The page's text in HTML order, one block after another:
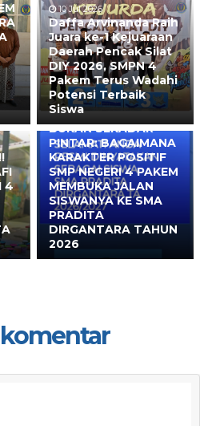
10 Jul 2026
Daffa Arvinanda Raih
Juara ke-1 Kejuaraan
Daerah Pencak Silat
DIY 2026, SMPN 4
Pakem Terus Wadahi
Potensi Terbaik
Siswa
4
10 Mei 2026
BUKAN SEKADAR
PINTAR: BAGAIMANA
KARAKTER POSITIF
SMP NEGERI 4 PAKEM
MEMBUKA JALAN
SISWANYA KE SMA
PRADITA
DIRGANTARA TAHUN
2026